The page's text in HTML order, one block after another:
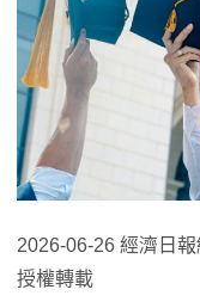
2026-06-26 經濟日
授權轉載